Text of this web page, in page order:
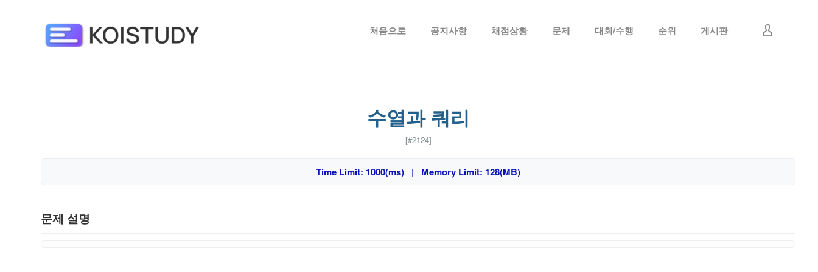
처음으로 공지사항 채점상황 문제 대회/수행 순위 게시판
수열과 쿼리
[#2124]
Time Limit: 1000(ms) | Memory Limit: 128(MB)
문제 설명